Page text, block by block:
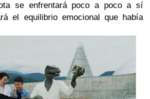
se enfrentará poco a poco a sí
el equilibrio emocional que había